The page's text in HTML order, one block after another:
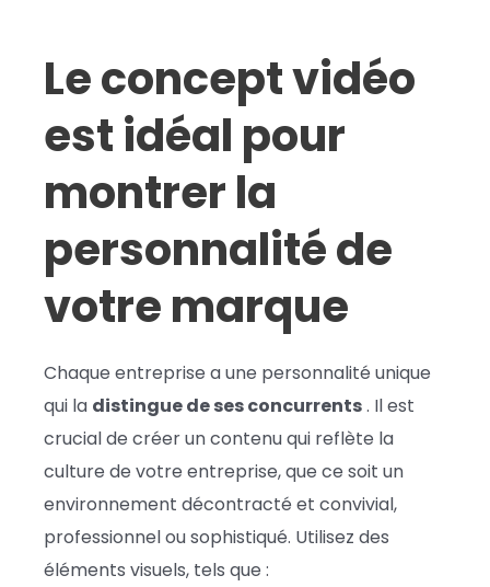
Le concept vidéo
est idéal pour
montrer la
personnalité de
votre marque
Chaque entreprise a une personnalité unique
qui la distingue de ses concurrents. Il est
crucial de créer un contenu qui reflète la
culture de votre entreprise, que ce soit un
environnement décontracté et convivial,
professionnel ou sophistiqué. Utilisez des
éléments visuels, tels que :